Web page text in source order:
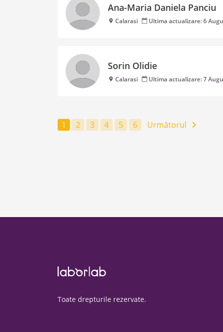
Ana-Maria Daniela Panciu
Calarasi Ultima actualizare: 6
Sorin Olidie
Calarasi Ultima actualizare: 7
Pagina
curentă
1 Pagina
2 Pagina
3 Pagina
4 Pagina
5 Pagina
6 Următorul
Toate drepturile rezervate.